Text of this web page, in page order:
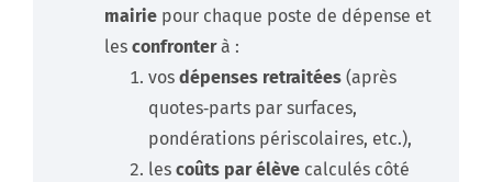
mairie pour chaque poste de dépense et
les confronterà :
vos dépenses retraitées (après
quotes‑parts par surfaces,
pondérations périscolaires, etc.),
les coûts par élève calculés côté